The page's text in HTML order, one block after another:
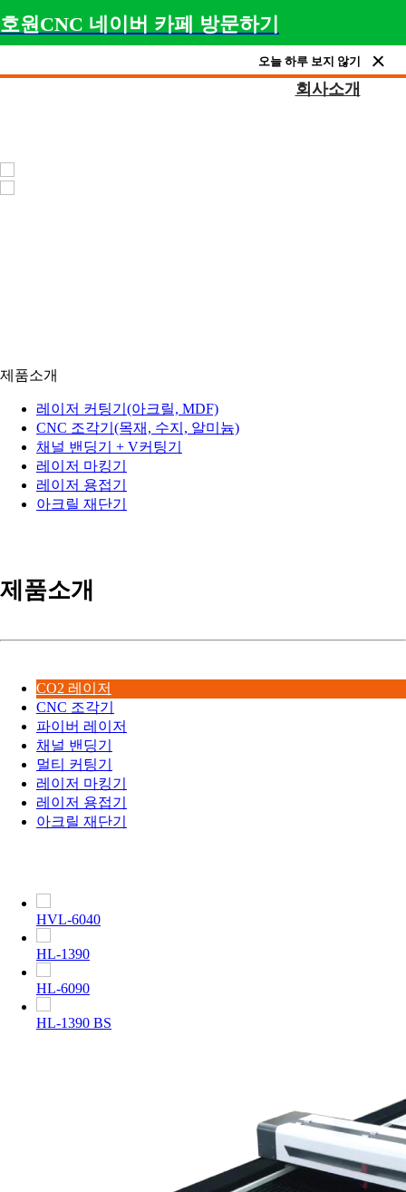
호원CNC 네이버 카페 방문하기
오늘 하루 보지 않기
회사소개
제품소개
레이저 커팅기(아크릴, MDF)
CNC 조각기(목재, 수지, 알미늄)
채널 밴딩기 + V커팅기
레이저 마킹기
레이저 용접기
아크릴 재단기
제품소개
CO2 레이저
CNC 조각기
파이버 레이저
채널 밴딩기
멀티 커팅기
레이저 마킹기
레이저 용접기
아크릴 재단기
HVL-6040
HL-1390
HL-6090
HL-1390 BS